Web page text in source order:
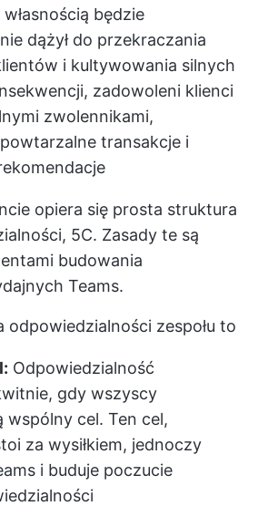
będzie
dążył do przekraczania
i kultywowania silnych
zadowoleni klienci
zwolennikami,
transakcje i
opiera się prosta struktura
5C. Zasady te są
budowania
Teams.
odpowiedzialności zespołu to
Odpowiedzialność
gdy wszyscy
wspólny cel. Ten cel,
za wysiłkiem, jednoczy
i buduje poczucie